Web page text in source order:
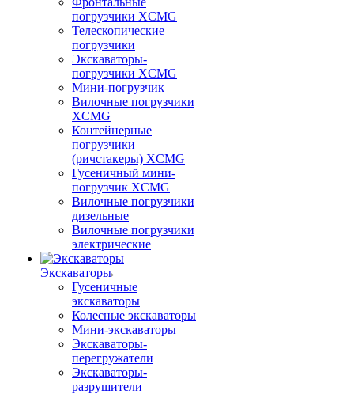
погрузчики XCMG
Телескопические
погрузчики
Экскаваторы-
погрузчики XCMG
Мини-погрузчик
Вилочные погрузчики
XCMG
Контейнерные
погрузчики
(ричстакеры) XCMG
Гусеничный мини-
погрузчик XCMG
Вилочные погрузчики
дизельные
Вилочные погрузчики
электрические
Экскаваторы
Гусеничные
экскаваторы
Колесные экскаваторы
Мини-экскаваторы
Экскаваторы-
перегружатели
Экскаваторы-
разрушители